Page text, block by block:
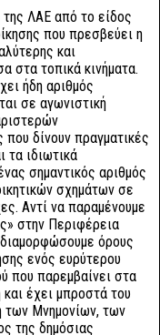
της ΛΑΕ από το είδος
που πρεσβεύει η
και
στα τοπικά κινήματα.
ήδη αριθμός
σε αγωνιστική
που δίνουν πραγματικές
τα ιδιωτικά
σημαντικός αριθμός
σχημάτων σε
Αντί να παραμένουμε
στην Περιφέρεια
όρους
ενός ευρύτερου
που παρεμβαίνει στα
και έχει μπροστά του
των Μνημονίων, των
της δημόσιας